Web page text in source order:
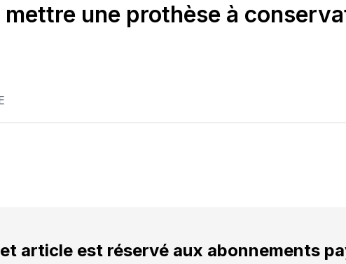
mettre une prothèse à
article est réservé aux abonnements